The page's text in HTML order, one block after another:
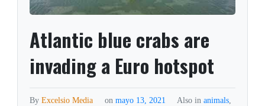
Atlantic blue crabs are
invading a Euro hotspot
ByExcelsio Media on mayo 13, 2021 Also in animals,